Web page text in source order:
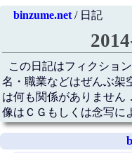
binzume.net/ 日記
この日記はフィクショ
名・職業などはぜんぶ架
は何も関係がありません
像はＣＧもしくは念写に